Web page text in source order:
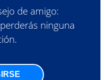
de amigo:
ninguna